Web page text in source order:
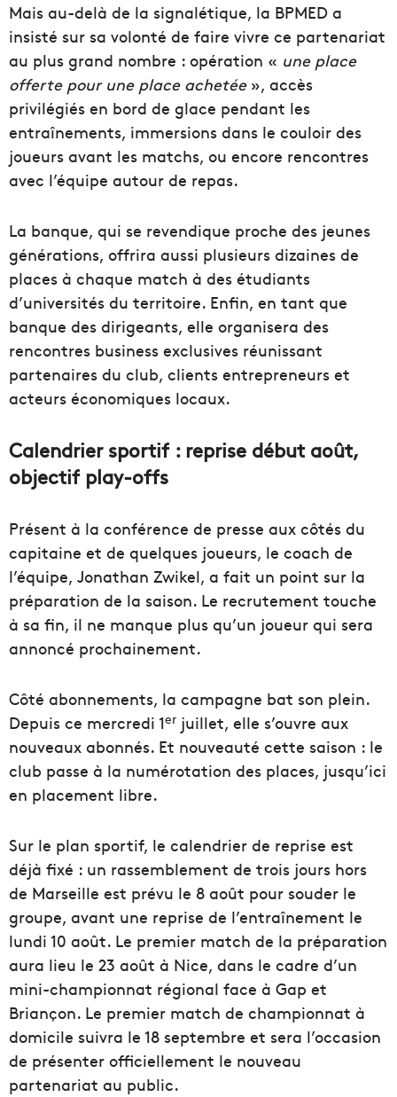
Mais au-delà de la signalétique, la BPMED a
insisté sur sa volonté de faire vivre ce partenariat
au plus grand nombre : opération « une place
offerte pour une place achetée», accès
privilégiés en bord de glace pendant les
entraînements, immersions dans le couloir des
joueurs avant les matchs, ou encore rencontres
avec l’équipe autour de repas.
La banque, qui se revendique proche des jeunes
générations, offrira aussi plusieurs dizaines de
places à chaque match à des étudiants
d’universités du territoire. Enfin, en tant que
banque des dirigeants, elle organisera des
rencontres business exclusives réunissant
partenaires du club, clients entrepreneurs et
acteurs économiques locaux.
Calendrier sportif : reprise début août,
objectif play-offs
Présent à la conférence de presse aux côtés du
capitaine et de quelques joueurs, le coach de
l’équipe, Jonathan Zwikel, a fait un point sur la
préparation de la saison. Le recrutement touche
à sa fin, il ne manque plus qu’un joueur qui sera
annoncé prochainement.
Côté abonnements, la campagne bat son plein.
Depuis ce mercredi 1er juillet, elle s’ouvre aux
nouveaux abonnés. Et nouveauté cette saison : le
club passe à la numérotation des places, jusqu’ici
en placement libre.
Sur le plan sportif, le calendrier de reprise est
déjà fixé : un rassemblement de trois jours hors
de Marseille est prévu le 8 août pour souder le
groupe, avant une reprise de l’entraînement le
lundi 10 août. Le premier match de la préparation
aura lieu le 23 août à Nice, dans le cadre d’un
mini-championnat régional face à Gap et
Briançon. Le premier match de championnat à
domicile suivra le 18 septembre et sera l’occasion
de présenter officiellement le nouveau
partenariat au public.